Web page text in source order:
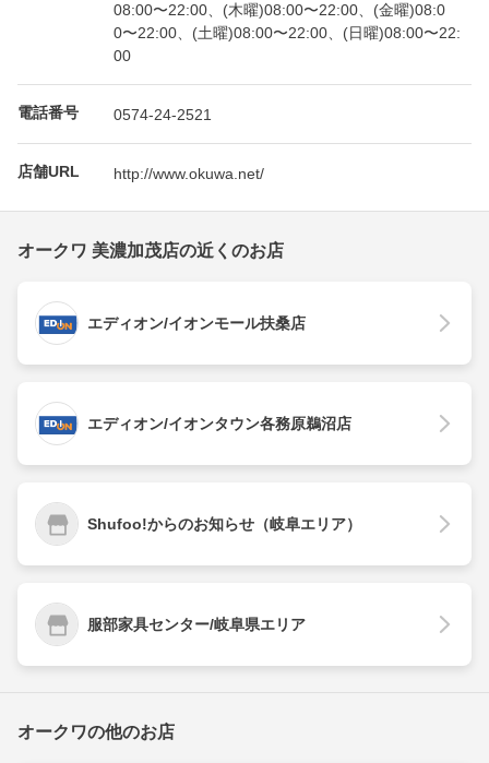
08:00〜22:00、(木曜)08:00〜22:00、(金曜)08:0
0〜22:00、(土曜)08:00〜22:00、(日曜)08:00〜22:
00
電話番号 0574-24-2521
店舗URL http://www.okuwa.net/
オークワ 美濃加茂店の近くのお店
エディオン/イオンモール扶桑店
エディオン/イオンタウン各務原鵜沼店
Shufoo!からのお知らせ（岐阜エリア）
服部家具センター/岐阜県エリア
オークワの他のお店